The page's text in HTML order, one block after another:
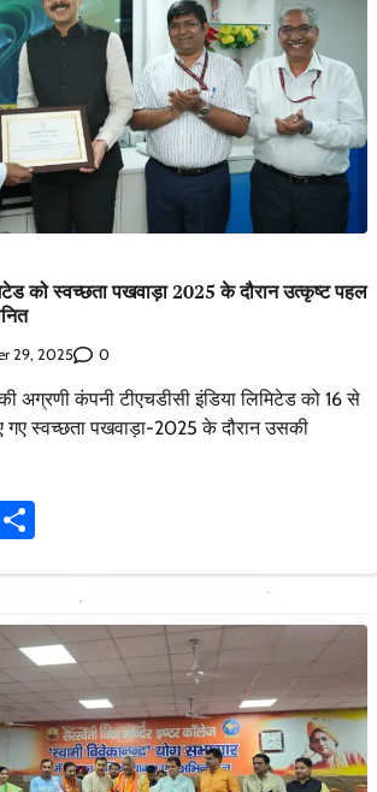
को स्वच्छता पखवाड़ा 2025 के दौरान उत्कृष्ट पहल
29, 2025 0
अग्रणी कंपनी टीएचडीसी इंडिया लिमिटेड को 16 से
स्वच्छता पखवाड़ा-2025 के दौरान उसकी